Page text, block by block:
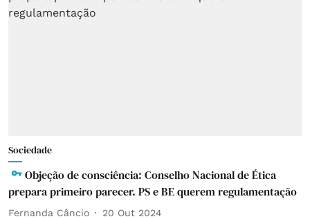
Sociedade
Objeção de consciência: Conselho Nacional de Ética
prepara primeiro parecer. PS e BE querem regulamentação
Fernanda Câncio 20 Out 2024